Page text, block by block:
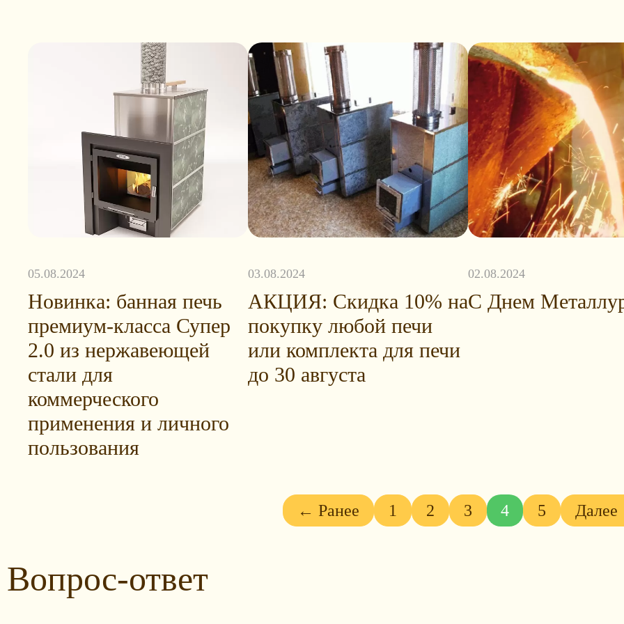
05.08.2024
Новинка: банная печь
премиум-класса Супер
2.0 из нержавеющей
стали для
коммерческого
применения и личного
пользования
03.08.2024
АКЦИЯ: Скидка 10% на
покупку любой печи
или комплекта для печи
до 30 августа
02.08.2024
С Днем
← Ранее 1 2 3 4 5
Вопрос-ответ